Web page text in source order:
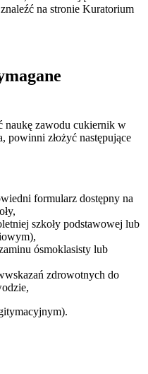
na stronie Kuratorium
naukę zawodu cukiernik w
powinni złożyć następujące
formularz dostępny na
szkoły podstawowej lub
ósmoklasisty lub
zdrowotnych do